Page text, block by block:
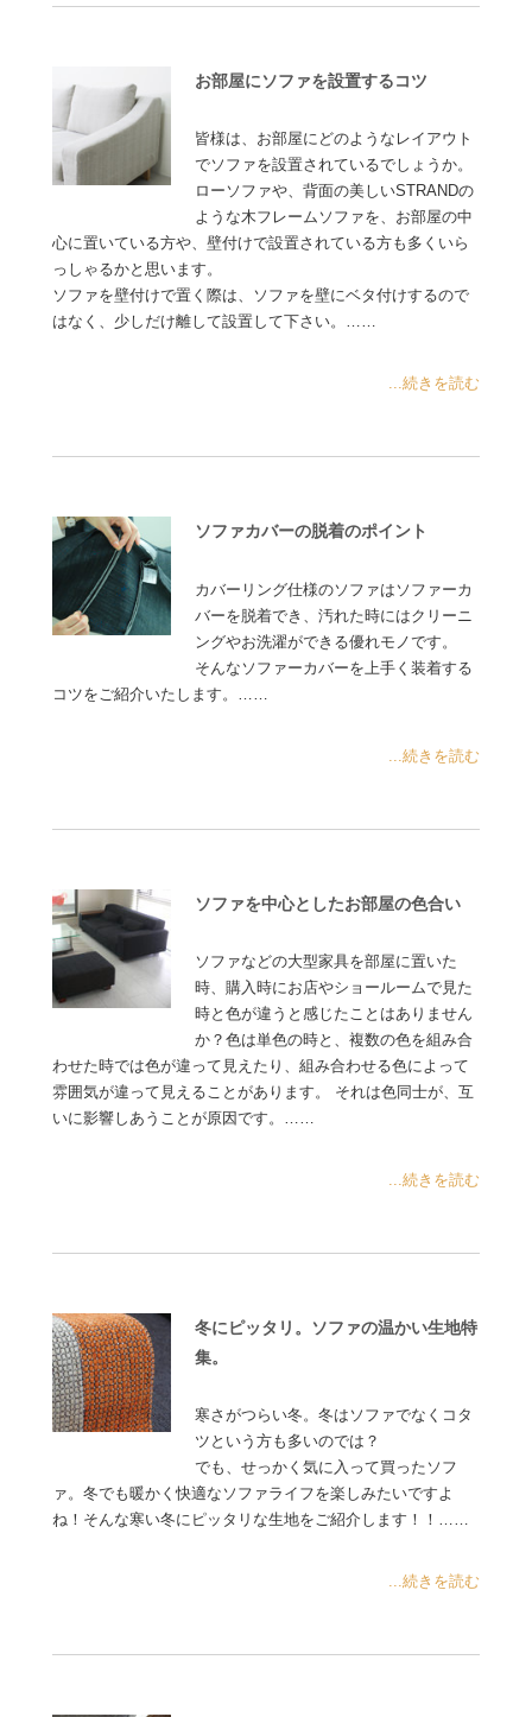
お部屋にソファを設置するコツ
皆様は、お部屋にどのようなレイアウト
でソファを設置されているでしょうか。
ローソファや、背面の美しいSTRANDの
ような木フレームソファを、お部屋の中
心に置いている方や、壁付けで設置されている方も多くいら
っしゃるかと思います。
ソファを壁付けで置く際は、ソファを壁にベタ付けするので
はなく、少しだけ離して設置して下さい。……
...続きを読む
ソファカバーの脱着のポイント
カバーリング仕様のソファはソファーカ
バーを脱着でき、汚れた時にはクリーニ
ングやお洗濯ができる優れモノです。
そんなソファーカバーを上手く装着する
コツをご紹介いたします。……
...続きを読む
ソファを中心としたお部屋の色合い
ソファなどの大型家具を部屋に置いた
時、購入時にお店やショールームで見た
時と色が違うと感じたことはありません
か？色は単色の時と、複数の色を組み合
わせた時では色が違って見えたり、組み合わせる色によって
雰囲気が違って見えることがあります。 それは色同士が、互
いに影響しあうことが原因です。……
...続きを読む
冬にピッタリ。ソファの温かい生地特
集。
寒さがつらい冬。冬はソファでなくコタ
ツという方も多いのでは？
でも、せっかく気に入って買ったソフ
ァ。冬でも暖かく快適なソファライフを楽しみたいですよ
ね！そんな寒い冬にピッタリな生地をご紹介します！！……
...続きを読む